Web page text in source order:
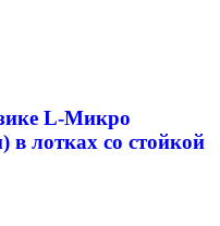
L-Микро
в лотках со стойкой